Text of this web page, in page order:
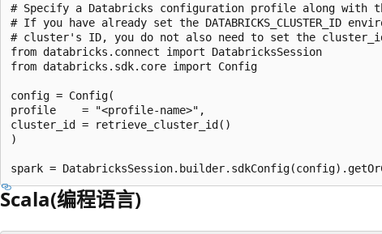
# Specify a Databricks configuration profile along
# If you have already set the DATABRICKS_CLUSTER_ID
# cluster's ID, you do not also need to set the
from databricks.connect import DatabricksSession
from databricks.sdk.core import Config
config = Config(
profile    = "<profile-name>",
cluster_id = retrieve_cluster_id()
)
Scala(编程语言)